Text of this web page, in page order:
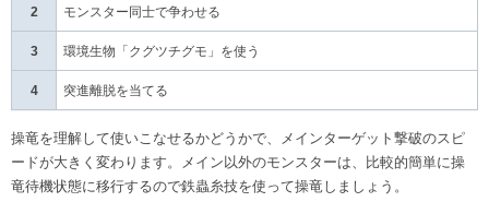
2 モンスター同士で争わせる
3 環境生物「クグツチグモ」を使う
4 突進離脱を当てる
操竜を理解して使いこなせるかどうかで、メインターゲット撃破のスピ
ードが大きく変わります。メイン以外のモンスターは、比較的簡単に操
竜待機状態に移行するので鉄蟲糸技を使って操竜しましょう。